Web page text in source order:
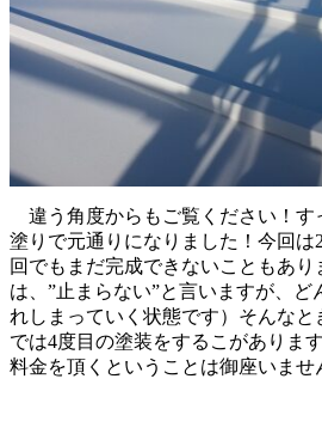
違う角度からもご覧ください！す
塗りで元通りになりました！今回は
回でもまだ完成できないこともあ
は、”止まらない”と言いますが、
れしまっていく状態です）そんな
では4度目の塗装をするこがありま
料金を頂くということは御座いませ